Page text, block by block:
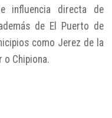
influencia directa de
de El Puerto de
como Jerez de la
o Chipiona.